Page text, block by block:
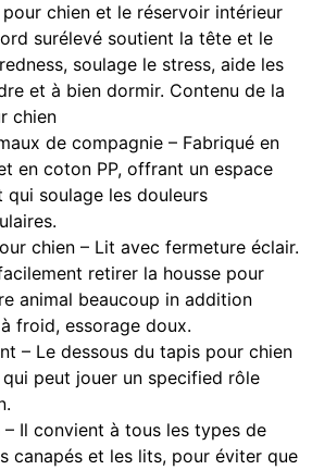
chien et le réservoir intérieur
surélevé soutient la tête et le
soulage le stress, aide les
et à bien dormir. Contenu de la
chien
de compagnie – Fabriqué en
en coton PP, offrant un espace
qui soulage les douleurs
chien – Lit avec fermeture éclair.
retirer la housse pour
animal beaucoup in addition
froid, essorage doux.
– Le dessous du tapis pour chien
peut jouer un specified rôle
Il convient à tous les types de
canapés et les lits, pour éviter que